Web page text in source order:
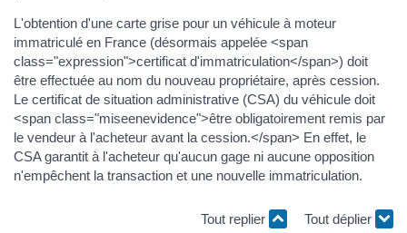
L'obtention d'une carte grise pour un véhicule à moteur
immatriculé en France (désormais appelée <span
class="expression">certificat d'immatriculation</span>) doit
être effectuée au nom du nouveau propriétaire, après cession.
Le certificat de situation administrative (CSA) du véhicule doit
<span class="miseenevidence">être obligatoirement remis par
le vendeur à l'acheteur avant la cession.</span> En effet, le
CSA garantit à l'acheteur qu'aucun gage ni aucune opposition
n'empêchent la transaction et une nouvelle immatriculation.
Tout replier Tout déplier